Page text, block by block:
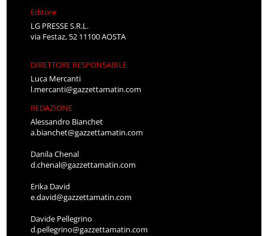
Editore
LG PRESSE S.R.L.
via Festaz, 52 11100 AOSTA
DIRETTORE RESPONSABILE
Luca Mercanti
l.mercanti@gazzettamatin.com
REDAZIONE
Alessandro Bianchet
a.bianchet@gazzettamatin.com
Danila Chenal
d.chenal@gazzettamatin.com
Erika David
e.david@gazzettamatin.com
Davide Pellegrino
d.pellegrino@gazzettamatin.com